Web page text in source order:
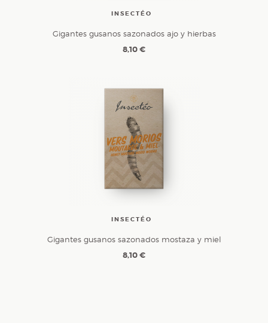
INSECTÉO
Gigantes gusanos sazonados ajo y hierbas
8,10 €
INSECTÉO
Gigantes gusanos sazonados mostaza y miel
8,10 €